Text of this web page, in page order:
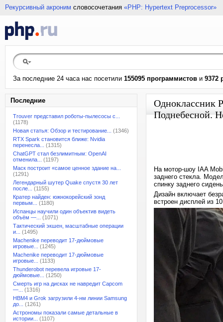
Рекурсивный акроним словосочетания «PHP: Hypertext Preprocessor»
За последние 24 часа нас посетили 155095 программистов и 9372
Последние
Trouver представил роботы-пылесосы с...
(1178)
Новая статья: Обзор и тестирование...
(1346)
RTX Spark становится ближе: Nvidia
перенесла...
(1315)
ChatGPT стал безлимитным: OpenAI
отменила...
(1197)
Маск построит «самое ценное здание на...
(1291)
Легендарный шутер Quake спустя 30 лет
после...
(1155)
Кратер найден: южнокорейский зонд
первым...
(1180)
Испанцы научили один объектив видеть
объём —...
(1071)
Тактический экшен, масштабные операции
и...
(1495)
Machenike переводит 17-дюймовые
игровые...
(1245)
Machenike переводит 17-дюймовые
игровые...
(1133)
Thunderobot перевела игровые 17-
дюймовые...
(1250)
Смерть игр на дисках не навредит Capcom
—...
(1316)
HBM4 и Grok загрузили 4-нм линии Samsung
до...
(1261)
Астрономы показали самые детальные в
истории...
(1107)
Одноклассник
Поднебесной.
На мотор-шоу IAA
заднего стекла.
спинку заднего
Дизайн включает
встроен дисплей из